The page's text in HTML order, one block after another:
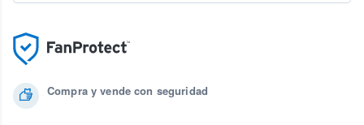
Compra y vende con seguridad